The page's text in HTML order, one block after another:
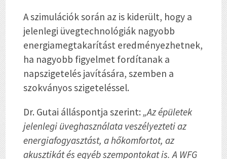
A szimulációk során az is kiderült, hogy a
jelenlegi üvegtechnológiák nagyobb
energiamegtakarítást eredményezhetnek,
ha nagyobb figyelmet fordítanak a
napszigetelés javítására, szemben a
szokványos szigeteléssel.
Dr. Gutai álláspontja szerint: „Az épületek
jelenlegi üveghasználata veszélyezteti az
energiafogyasztást, a hőkomfortot, az
akusztikát és egyéb szempontokat is. A WFG